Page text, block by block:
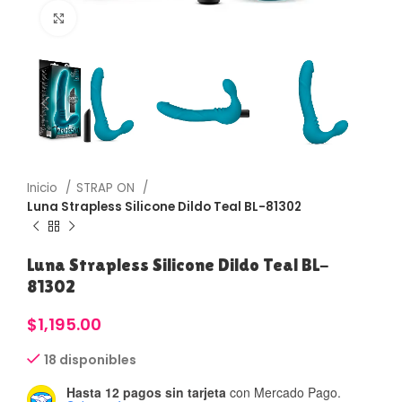
Inicio
STRAP ON
Luna Strapless Silicone Dildo Teal BL-81302
Luna Strapless Silicone Dildo Teal BL-
81302
$1,195.00
18 disponibles
Hasta 12 pagos sin tarjeta con Mercado Pago.